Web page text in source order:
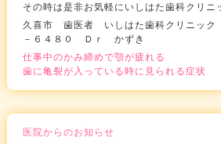
その時は是非お気軽にいしはた歯科クリニ
久喜市 歯医者 いしはた歯科クリニッ
－６４８０ Ｄｒ かずき
仕事中のかみ締めで顎が疲れる
歯に亀裂が入っている時に見られる症状
医院からのお知らせ